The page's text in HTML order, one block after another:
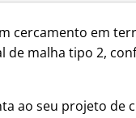
cercamento em
de malha tipo 2,
ao seu projeto de